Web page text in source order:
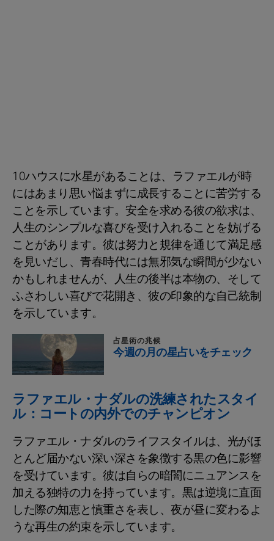
10ハウスに水星があることは、ラファエルが時
にはあまり思い悩まずに成長することに苦労する
ことを示しています。安全を求める彼の欲求は、
人生のシンプルな喜びを受け入れることを妨げる
ことがあります。彼は努力と規律を通じて満足感
を見いだし、青春時代には無邪気な瞬間が少ない
かもしれませんが、人生の後半は本物の、そして
ふさわしい喜びで花開き、彼の印象的な自己統制
を示しています。
占星術の兆候
今週の月の星占いをチェック
ラファエル・ナダルの洗練されたスタイ
ル：コートの内外でのチャンピオン
ラファエル・ナダルのライフスタイルは、光がほ
とんど届かない深い深さを象徴する黒の色に影響
を受けています。彼は自らの暗闇にニュアンスを
加える独特の力を持っています。黒は逆境に直面
した際の知恵と慎重さを表し、夜が昼に変わるよ
うな再生の約束を示しています。